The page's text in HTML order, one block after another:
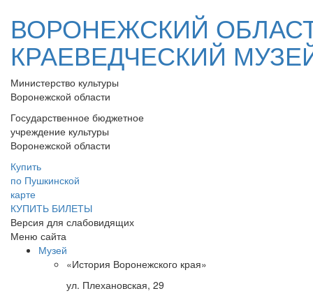
ВОРОНЕЖСКИЙ
КРАЕВЕДЧЕСКИЙ
Министерство культуры
Воронежской области
Государственное бюджетное
учреждение культуры
Воронежской области
Купить
по Пушкинской
карте
КУПИТЬ БИЛЕТЫ
Версия для слабовидящих
Меню сайта
Музей
«История Воронежского края»
ул. Плехановская, 29